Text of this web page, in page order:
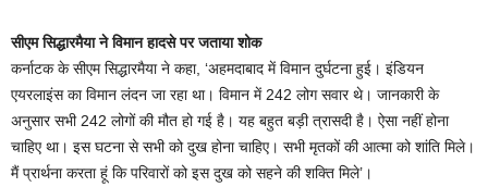
सीएम सिद्धारमैया ने विमान हादसे पर जताया शोक
कर्नाटक के सीएम सिद्धारमैया ने कहा, ‘अहमदाबाद में विमान दुर्घटना हुई। इंडियन
एयरलाइंस का विमान लंदन जा रहा था। विमान में 242 लोग सवार थे। जानकारी के
अनुसार सभी 242 लोगों की मौत हो गई है। यह बहुत बड़ी त्रासदी है। ऐसा नहीं होना
चाहिए था। इस घटना से सभी को दुख होना चाहिए। सभी मृतकों की आत्मा को शांति मिले।
मैं प्रार्थना करता हूं कि परिवारों को इस दुख को सहने की शक्ति मिले’।